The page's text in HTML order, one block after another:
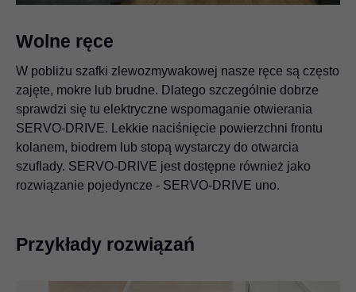
Wolne ręce
W pobliżu szafki zlewozmywakowej nasze ręce są często
zajęte, mokre lub brudne. Dlatego szczególnie dobrze
sprawdzi się tu elektryczne wspomaganie otwierania
SERVO-DRIVE. Lekkie naciśnięcie powierzchni frontu
kolanem, biodrem lub stopą wystarczy do otwarcia
szuflady. SERVO-DRIVE jest dostępne również jako
rozwiązanie pojedyncze - SERVO-DRIVE uno.
Przykłady rozwiązań